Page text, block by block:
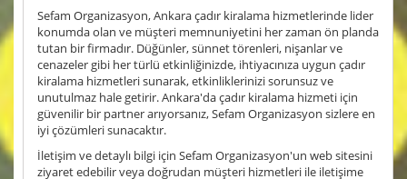
Sefam Organizasyon, Ankara çadır kiralama hizmetlerinde lider
konumda olan ve müşteri memnuniyetini her zaman ön planda
tutan bir firmadır. Düğünler, sünnet törenleri, nişanlar ve
cenazeler gibi her türlü etkinliğinizde, ihtiyacınıza uygun çadır
kiralama hizmetleri sunarak, etkinliklerinizi sorunsuz ve
unutulmaz hale getirir. Ankara'da çadır kiralama hizmeti için
güvenilir bir partner arıyorsanız, Sefam Organizasyon sizlere en
iyi çözümleri sunacaktır.
İletişim ve detaylı bilgi için Sefam Organizasyon'un web sitesini
ziyaret edebilir veya doğrudan müşteri hizmetleri ile iletişime